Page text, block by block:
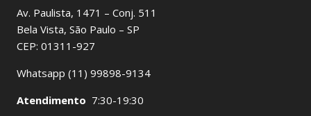
Av. Paulista, 1471 – Conj. 511
Bela Vista, São Paulo – SP
CEP: 01311-927
Whatsapp (11) 99898-9134
Atendimento 7:30-19:30